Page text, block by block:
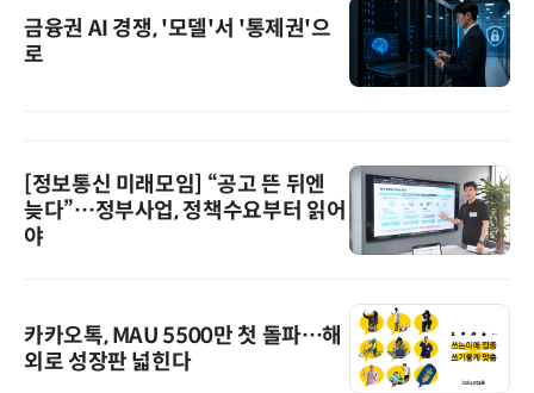
금융권 AI 경쟁, '모델'서 '통제권'으
로
[정보통신 미래모임] “공고 뜬 뒤엔
늦다”…정부사업, 정책수요부터 읽어
야
카카오톡, MAU 5500만 첫 돌파…해
외로 성장판 넓힌다